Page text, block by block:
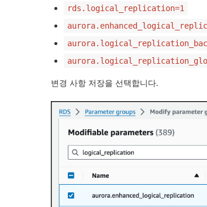
rds.logical_replication=1
변경 사항 저장을 선택합니다.